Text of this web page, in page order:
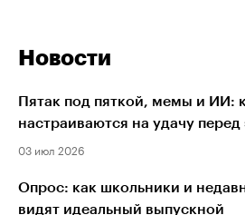
Новости
Пятак под пяткой, мемы и ИИ:
настраиваются на удачу
03 июл 2026
Опрос: как школьники и
видят идеальный выпускной